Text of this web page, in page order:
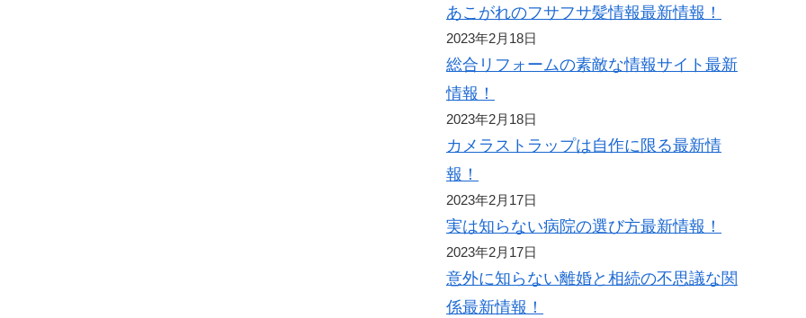
あこがれのフサフサ髪情報最新情報！
2023年2月18日
総合リフォームの素敵な情報サイト最新
情報！
2023年2月18日
カメラストラップは自作に限る最新情
報！
2023年2月17日
実は知らない病院の選び方最新情報！
2023年2月17日
意外に知らない離婚と相続の不思議な関
係最新情報！